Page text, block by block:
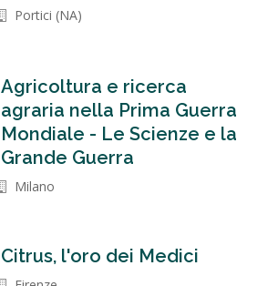
Portici (NA)
Agricoltura e ricerca
agraria nella Prima Guerra
Mondiale - Le Scienze e la
Grande Guerra
Milano
Citrus, l'oro dei Medici